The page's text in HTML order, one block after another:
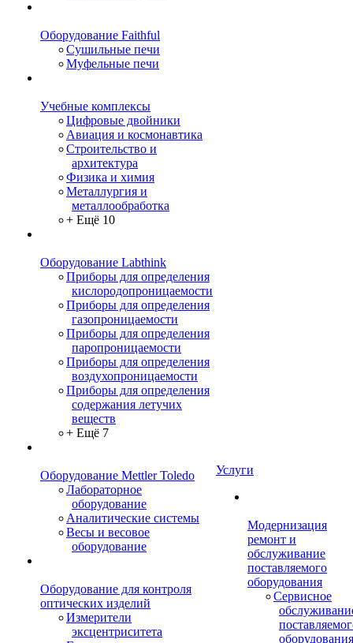
Оборудование Faithful
Сушильные печи
Муфельные печи
Учебные комплексы
Цифровые двойники
Авиация и космонавтика
Строительство и
архитектура
Физика и химия
Металлургия и
металлообработка
+ Ещё 10
Оборудование Labthink
Приборы для определения
кислородопроницаемости
Приборы для определения
газопроницаемости
Приборы для определения
паропроницаемости
Приборы для определения
воздухопроницаемости
Приборы для определения
содержания летучих
веществ
+ Ещё 7
Оборудование Mettler Toledo
Лабораторное
оборудование
Аналитические системы
Весы и весовое
оборудование
Оборудование для контроля
оптических изделий
Измерители
эксцентриситета
Услуги
Модернизация
ремонт и
обслуживание
поставляемого
оборудования
Сервисное
оборудования